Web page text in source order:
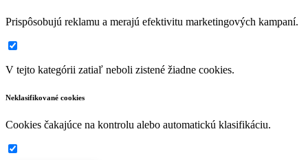
Prispôsobujú reklamu a merajú efektivitu marketingových kampaní.
V tejto kategórii zatiaľ neboli zistené žiadne cookies.
Neklasifikované cookies
Cookies čakajúce na kontrolu alebo automatickú klasifikáciu.